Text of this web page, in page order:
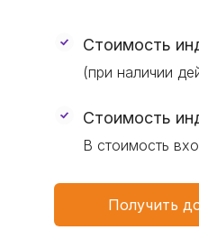
Стоимость
(при наличии
Стоимость
В стоимость
Получить